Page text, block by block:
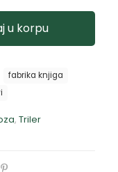
u korpu
, Triler
fabrika knjiga